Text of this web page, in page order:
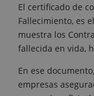
El certificado de
Fallecimiento, es
muestra los
fallecida en vida,
En ese
empresas